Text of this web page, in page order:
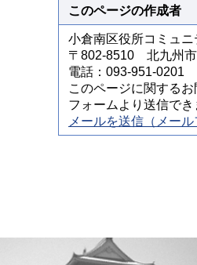
このページの作成者
小倉南区役所コミュニ
〒802-8510 北九州
電話：093-951-0201
このページに関する
フォームより送信でき
メールを送信（メール